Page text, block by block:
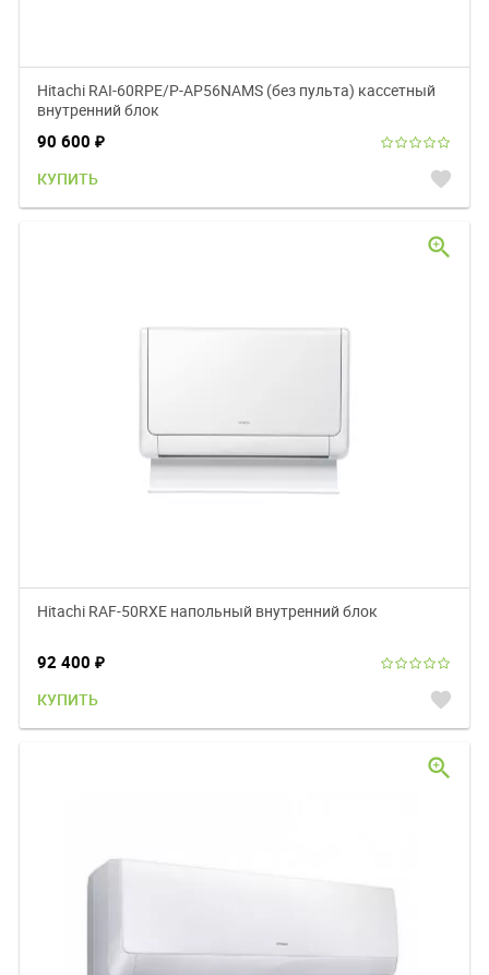
Hitachi RAI-60RPE/P-AP56NAMS (без пульта) кассетный
внутренний блок
90 600 ₽
КУПИТЬ favorite
Hitachi RAF-50RXE напольный внутренний блок
92 400 ₽
КУПИТЬ favorite
zoom_in
zoom_in